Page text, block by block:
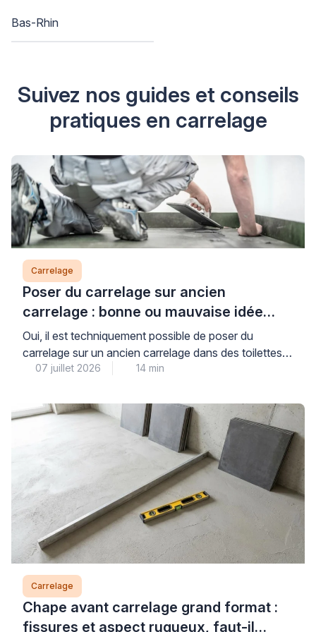
Bas-Rhin
Suivez nos guides et conseils
pratiques en carrelage
Carrelage
Poser du carrelage sur ancien
carrelage : bonne ou mauvaise idée
dans des toilettes ?
Oui, il est techniquement possible de poser du
carrelage sur un ancien carrelage dans des toilettes,
à condition que le support existant soit parfaitement
gagner du temps, mais elle n’est pas
systématiquement la meilleure option pour garantir un
résultat durable. La décision repose sur des critères
07 juillet 2026 14 min
Carrelage
Chape avant carrelage grand format :
fissures et aspect rugueux, faut-il